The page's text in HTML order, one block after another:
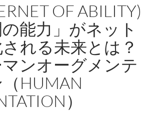
OF ABILITY)
能力」がネット
れる未来とは？
マンオーグメンテ
HUMAN
）